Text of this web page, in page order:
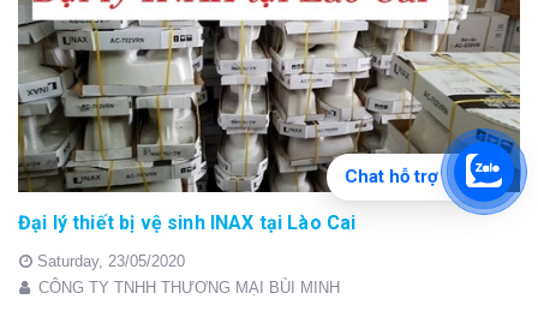
Đại lý thiết bị vệ sinh INAX tại Lào Cai
Saturday, 23/05/2020
CÔNG TY TNHH THƯƠNG MẠI BÙI MINH
Chat hỗ trợ